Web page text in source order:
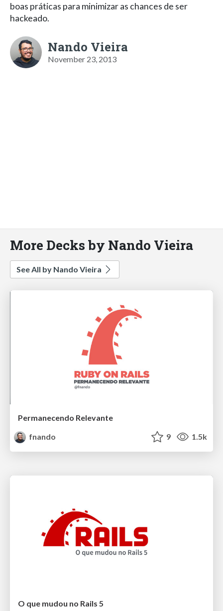
boas práticas para minimizar as chances de ser
hackeado.
Nando Vieira
November 23, 2013
More Decks by Nando Vieira
See All by Nando Vieira
Permanecendo Relevante
fnando
9 1.5k
O que mudou no Rails 5